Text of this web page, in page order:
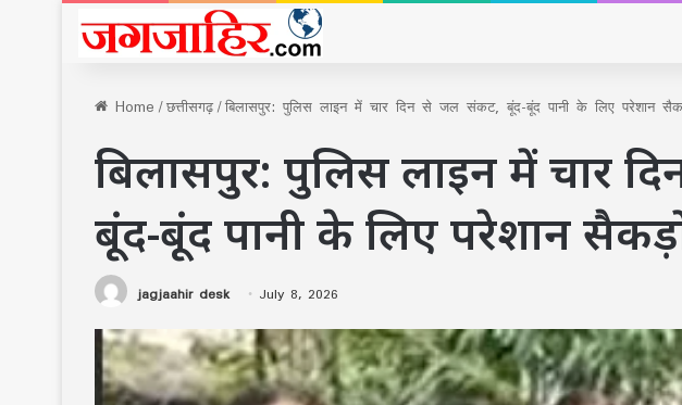
Home/छत्तीसगढ़/बिलासपुर: पुलिस लाइन में चार दिन से जल संकट, बूंद-बूंद पानी के लिए परेशान
बिलासपुर: पुलिस लाइन में चार
बूंद-बूंद पानी के लिए परेशान
jagjaahir desk July 8, 2026